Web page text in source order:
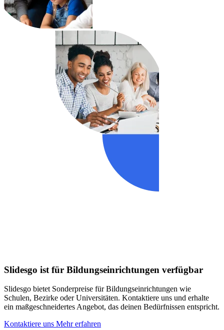
Slidesgo ist für Bildungseinrichtungen verfügbar
Slidesgo bietet Sonderpreise für Bildungseinrichtungen wie
Schulen, Bezirke oder Universitäten. Kontaktiere uns und erhalte
ein maßgeschneidertes Angebot, das deinen Bedürfnissen entspricht.
Kontaktiere uns Mehr erfahren